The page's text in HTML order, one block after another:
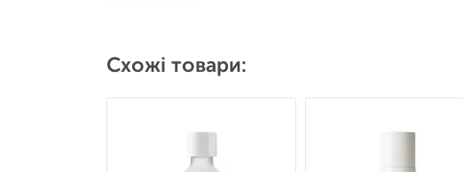
Схожі товари: